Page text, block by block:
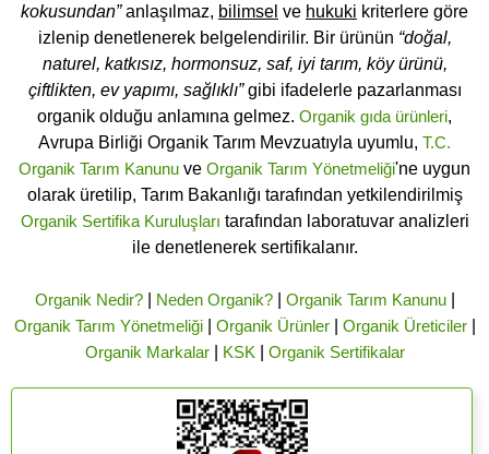
kokusundan”anlaşılmaz, bilimsel ve hukuki kriterlere göre
izlenip denetlenerek belgelendirilir. Bir ürünün “doğal,
naturel, katkısız, hormonsuz, saf, iyi tarım, köy ürünü,
çiftlikten, ev yapımı, sağlıklı”gibi ifadelerle pazarlanması
organik olduğu anlamına gelmez. Organik gıda ürünleri,
Avrupa Birliği Organik Tarım Mevzuatıyla uyumlu, T.C.
Organik Tarım Kanunu ve Organik Tarım Yönetmeliği'ne uygun
olarak üretilip, Tarım Bakanlığı tarafından yetkilendirilmiş
Organik Sertifika Kuruluşları tarafından laboratuvar analizleri
ile denetlenerek sertifikalanır.
Organik Nedir?| Neden Organik?| Organik Tarım Kanunu|
Organik Tarım Yönetmeliği| Organik Ürünler| Organik Üreticiler|
Organik Markalar| KSK Organik Sertifikalar